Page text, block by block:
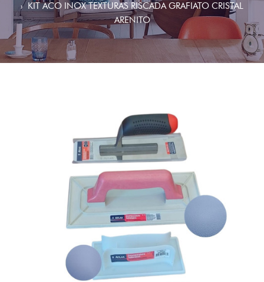
KIT ACO INOX TEXTURAS RISCADA GRAFIATO CRISTAL
ARENITO